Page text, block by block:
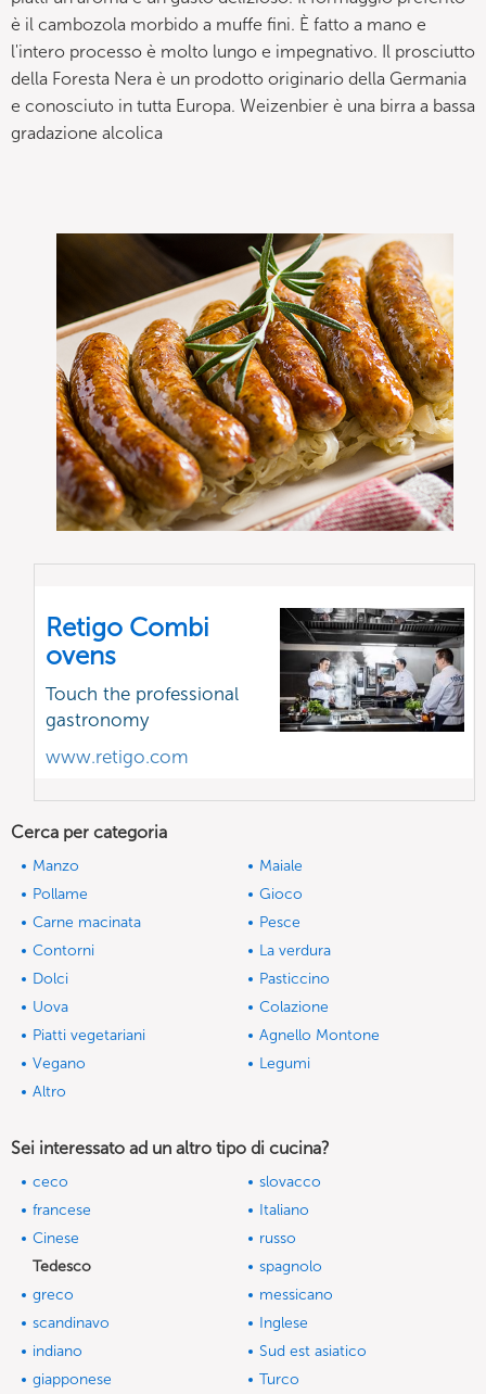
è il cambozola morbido a muffe fini. È fatto a mano e
l'intero processo è molto lungo e impegnativo. Il prosciutto
della Foresta Nera è un prodotto originario della Germania
e conosciuto in tutta Europa. Weizenbier è una birra a bassa
gradazione alcolica
Retigo Combi
ovens
Touch the professional
gastronomy
www.retigo.com
Cerca per categoria
Manzo
Maiale
Pollame
Gioco
Carne macinata
Pesce
Contorni
La verdura
Dolci
Pasticcino
Uova
Colazione
Piatti vegetariani
Agnello Montone
Vegano
Legumi
Altro
Sei interessato ad un altro tipo di cucina?
ceco
slovacco
francese
Italiano
Cinese
russo
Tedesco
spagnolo
greco
messicano
scandinavo
Inglese
indiano
Sud est asiatico
giapponese
Turco